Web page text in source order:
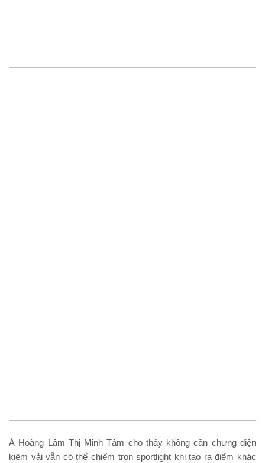
Á Hoàng Lâm Thị Minh Tâm cho thấy không cần chưng diện
kiệm vải vẫn có thể chiếm trọn sportlight khi tạo ra điểm khác